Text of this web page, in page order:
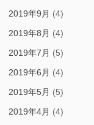
2019年9月 (4)
2019年8月 (4)
2019年7月 (5)
2019年6月 (4)
2019年5月 (5)
2019年4月 (4)